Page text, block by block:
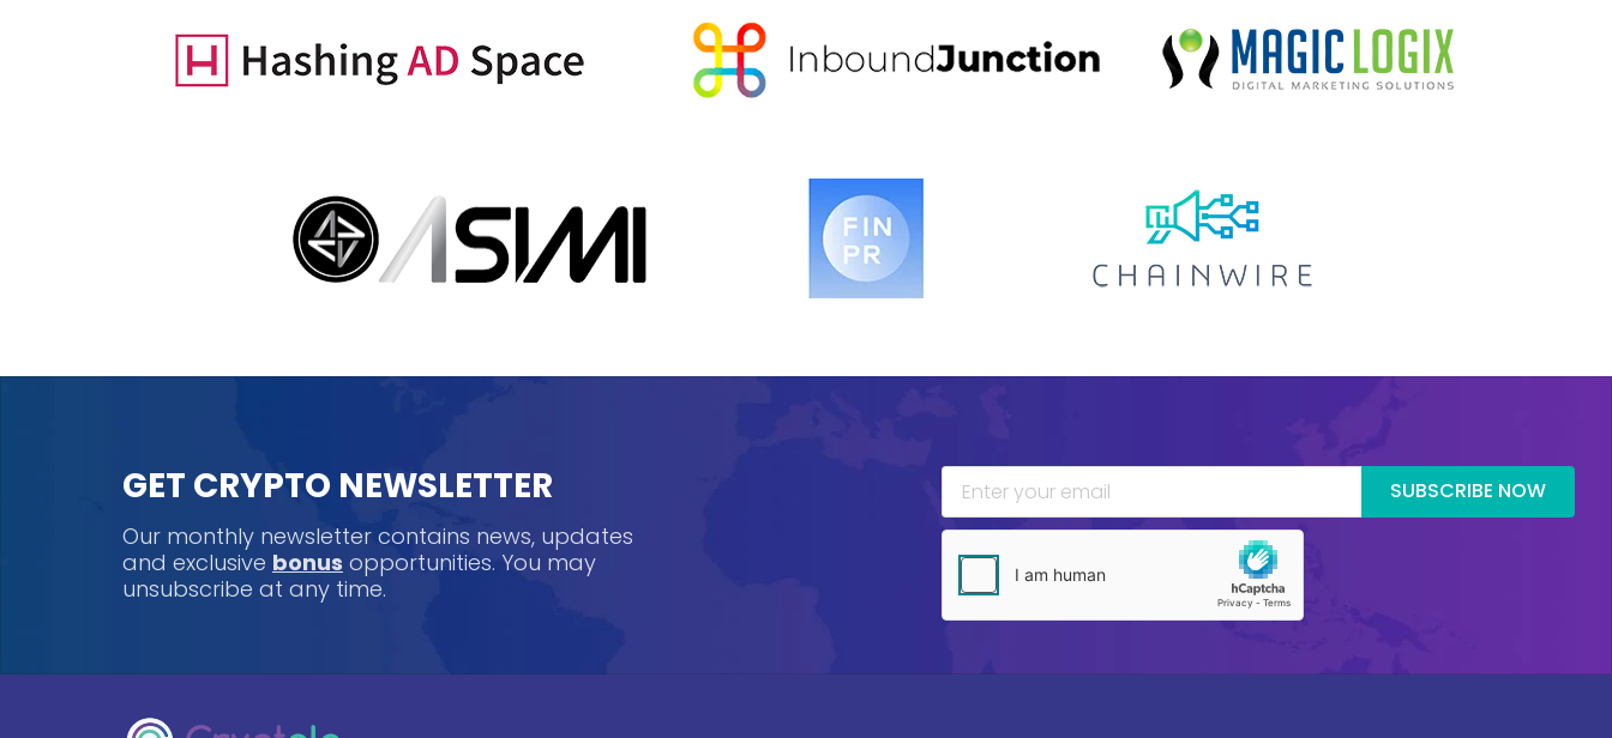
GET CRYPTO NEWSLETTER
Our monthly newsletter contains news, updates
and exclusive bonus opportunities. You may
unsubscribe at any time.
SUBSCRIBE NOW